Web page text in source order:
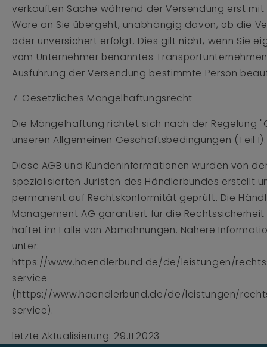
verkauften Sache während der Versendung erst
Ware an Sie übergeht, unabhängig davon, ob die
oder unversichert erfolgt. Dies gilt nicht, wenn Sie
vom Unternehmer benanntes
Ausführung der Versendung bestimmte Person
7. Gesetzliches Mängelhaftungsrecht
Die Mängelhaftung richtet sich nach der Regelung
unseren Allgemeinen Geschäftsbedingungen (Teil
Diese AGB und Kundeninformationen wurden von
spezialisierten Juristen des Händlerbundes erstellt
permanent auf Rechtskonformität geprüft. Die
Management AG garantiert für die
haftet im Falle von Abmahnungen. Nähere
unter:
https://www.haendlerbund.de/de/leistungen/
service
(https://www.haendlerbund.de/de/leistungen/
service).
letzte Aktualisierung: 29.11.2023